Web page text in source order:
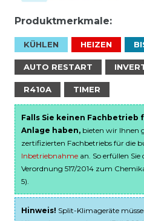
Produktmerkmale:
KÜHLEN HEIZEN
AUTO RESTART
R410A TIMER
Falls Sie keinen Fachbetrieb
Anlage haben, bieten wir Ihnen
zertifizierten Fachbetriebs für die
Inbetriebnahme an. So erfüllen
Verordnung 517/2014 zum
5).
Hinweis! Split-Klimageräte